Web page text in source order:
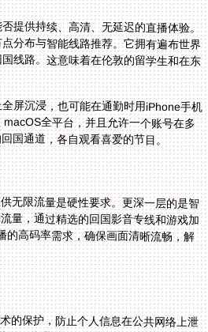
提供持续、高清、无延迟的直播体验。
分布与智能线路推荐。它拥有遍布世界
能推荐最优回国线路。这意味着在伦敦的留学生和在东
屏沉浸，也可能在通勤时用iPhone手机
macOS全平台，并且允许一个账号在多
国通道，各自观看喜爱的节目。
无限流量是硬性要求。更深一层的是智
量，通过精选的回国影音专线和游戏加
的高码率需求，确保画面清晰流畅，解
的保护，防止个人信息在公共网络上泄
外，靠谱的售后服务和技术团队支持至
时间找到专业技术人员快速解决，直接